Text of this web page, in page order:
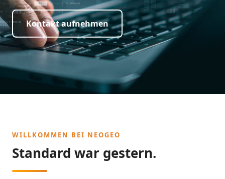
Kontakt aufnehmen
WILLKOMMEN BEI NEOGEO
Standard war gestern.